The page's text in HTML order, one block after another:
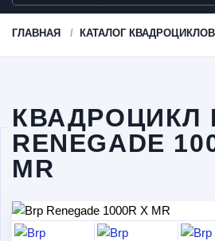
ГЛАВНАЯ КАТАЛОГ КВАДРОЦИКЛОВ
КВАДРОЦИКЛ
RENEGADE
MR